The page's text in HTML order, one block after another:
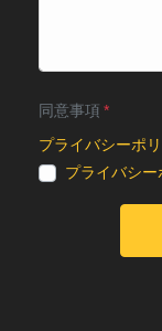
同意事項
プライバシーポ
プライバシ